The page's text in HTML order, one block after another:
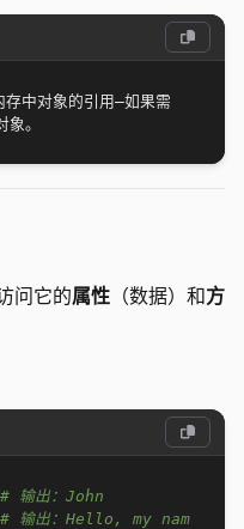
中对象的引用—如果需
问它的属性 （数据）和方
# 输出：John
# 输出：Hello, my nam